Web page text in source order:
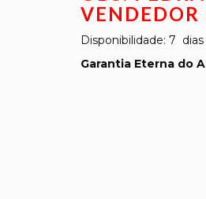
Disponibilidade: 7
Garantia Eterna do